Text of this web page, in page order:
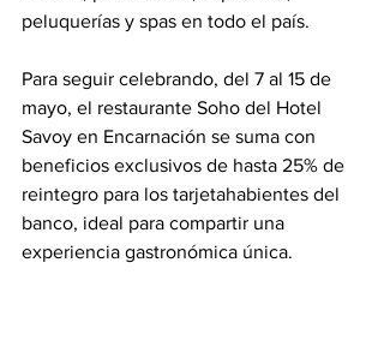
peluquerías y spas en todo el país.
Para seguir celebrando, del 7 al 15 de
mayo, el restaurante Soho del Hotel
Savoy en Encarnación se suma con
beneficios exclusivos de hasta 25% de
reintegro para los tarjetahabientes del
banco, ideal para compartir una
experiencia gastronómica única.